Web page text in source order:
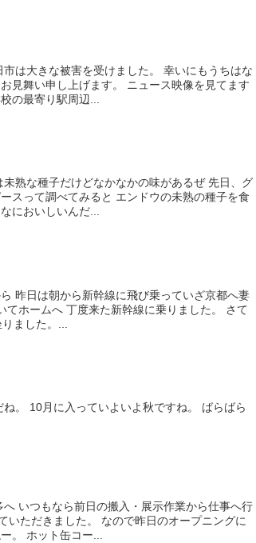
は大きな被害を受けました。 幸いにもうちはな
見舞い申し上げます。 ニュース映像を見てます
の最寄り駅周辺...
熟な種子だけどなかなかの味があるぜ 先日、グ
スって調べてみると エンドウの未熟の種子を食
においしいんだ...
昨日は朝から新幹線に飛び乗っていざ京都へ妻
ホームへ 丁度来た新幹線に乗りました。 さて
ました。...
。 10月に入っていよいよ秋ですね。 ばらばら
いつもなら前日の搬入・展示作業から仕事へ行
いただきました。 なので昨日のオープニングに
。 ホット缶コー...